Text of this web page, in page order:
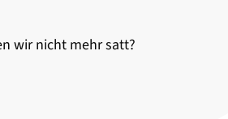
wir nicht mehr satt?